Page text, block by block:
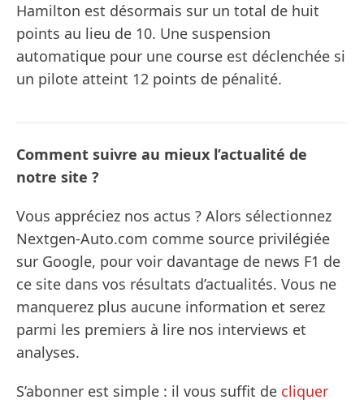
Hamilton est désormais sur un total de huit
points au lieu de 10. Une suspension
automatique pour une course est déclenchée si
un pilote atteint 12 points de pénalité.
Comment suivre au mieux l’actualité de
notre site ?
Vous appréciez nos actus ? Alors sélectionnez
Nextgen-Auto.com comme source privilégiée
sur Google, pour voir davantage de news F1 de
ce site dans vos résultats d’actualités. Vous ne
manquerez plus aucune information et serez
parmi les premiers à lire nos interviews et
analyses.
S’abonner est simple : il vous suffit de cliquer